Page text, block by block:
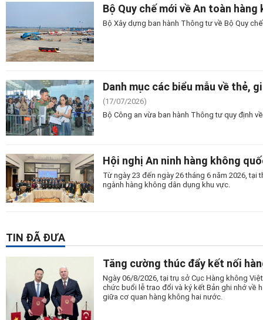
Bộ Quy chế mới về An toàn
Bộ Xây dựng ban hành Thông tư về Bộ Quy
Danh mục các biểu mẫu về thẻ,
(17/07/2026)
Bộ Công an vừa ban hành Thông tư quy định
Hội nghị An ninh hàng không
Từ ngày 23 đến ngày 26 tháng 6 năm 2026,
ngành hàng không dân dụng khu vực.
TIN ĐÃ ĐƯA
Tăng cường thúc đẩy kết nối
Ngày 06/8/2026, tại trụ sở Cục Hàng không
chức buổi lễ trao đổi và ký kết Bản ghi nhớ về
giữa cơ quan hàng không hai nước.